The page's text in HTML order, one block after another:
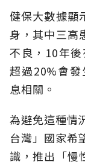
健保大數據顯
身，其中三高
不良，10年
超過20%會
息相關。
為避免這種情
台灣」國家希
識，推出「慢